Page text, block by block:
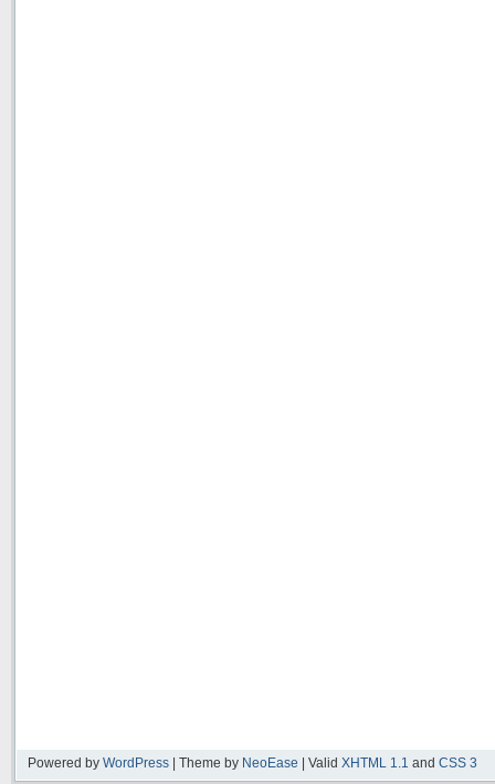
Powered by WordPress | Theme by NeoEase | Valid XHTML 1.1 and CSS 3